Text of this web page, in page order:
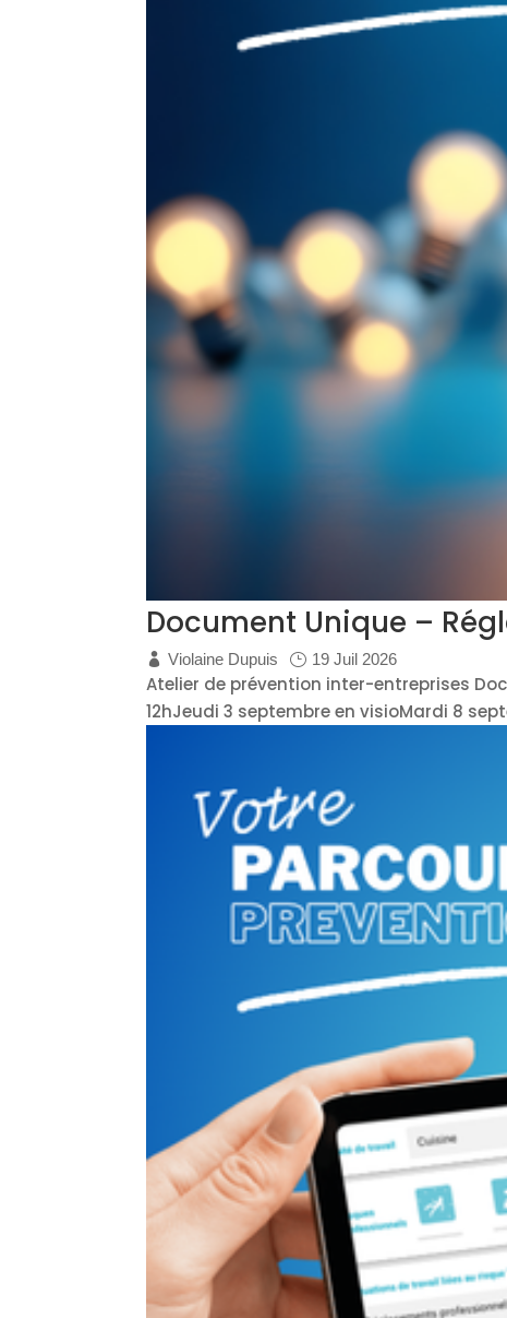
Document Unique –
Violaine Dupuis 19 Juil 2026
Atelier de prévention inter-entreprises
12hJeudi 3 septembre en visioMardi 8